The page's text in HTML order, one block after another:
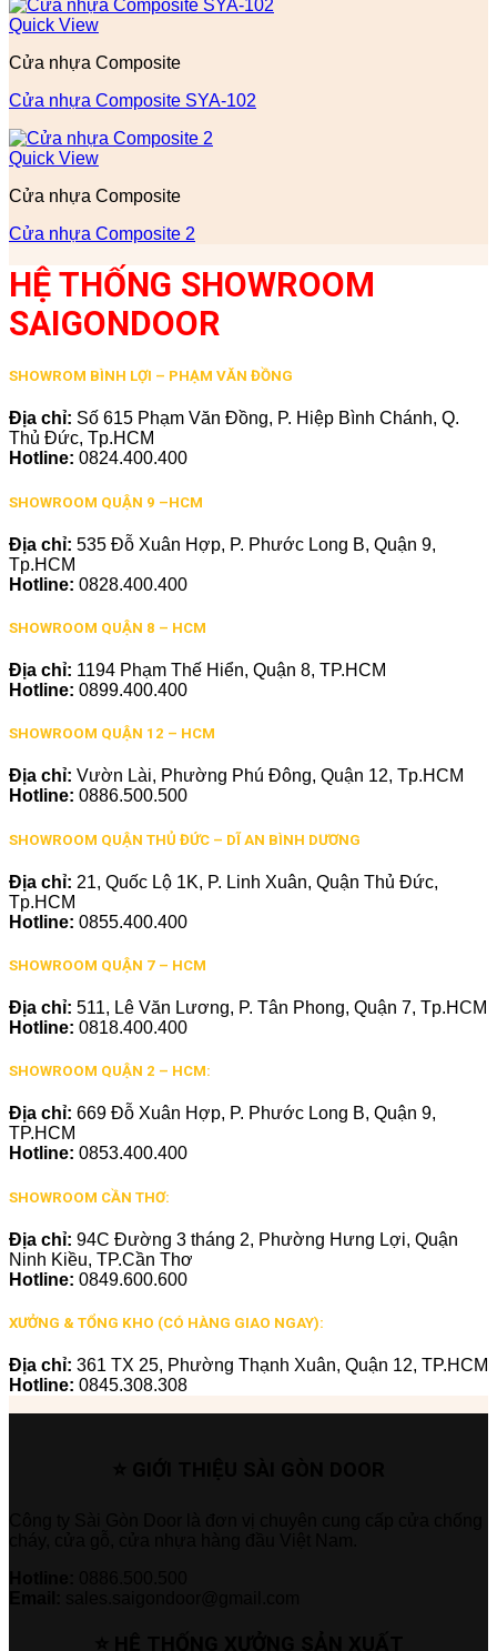
Quick View
Cửa nhựa Composite
Cửa nhựa Composite SYA-102
Quick View
Cửa nhựa Composite
Cửa nhựa Composite 2
HỆ THỐNG SHOWROOM
SAIGONDOOR
SHOWROM BÌNH LỢI – PHẠM VĂN ĐỒNG
Địa chỉ: Số 615 Phạm Văn Đồng, P. Hiệp Bình Chánh, Q.
Thủ Đức, Tp.HCM
Hotline: 0824.400.400
SHOWROOM QUẬN 9 –HCM
Địa chỉ: 535 Đỗ Xuân Hợp, P. Phước Long B, Quận 9,
Tp.HCM
Hotline: 0828.400.400
SHOWROOM QUẬN 8 – HCM
Địa chỉ: 1194 Phạm Thế Hiển, Quận 8, TP.HCM
Hotline: 0899.400.400
SHOWROOM QUẬN 12 – HCM
Địa chỉ: Vườn Lài, Phường Phú Đông, Quận 12, Tp.HCM
Hotline: 0886.500.500
SHOWROOM QUẬN THỦ ĐỨC – DĨ AN BÌNH DƯƠNG
Địa chỉ: 21, Quốc Lộ 1K, P. Linh Xuân, Quận Thủ Đức,
Tp.HCM
Hotline: 0855.400.400
SHOWROOM QUẬN 7 – HCM
Địa chỉ: 511, Lê Văn Lương, P. Tân Phong, Quận 7, Tp.HCM
Hotline: 0818.400.400
SHOWROOM QUẬN 2 – HCM:
Địa chỉ: 669 Đỗ Xuân Hợp, P. Phước Long B, Quận 9,
TP.HCM
Hotline: 0853.400.400
SHOWROOM CẦN THƠ:
Địa chỉ: 94C Đường 3 tháng 2, Phường Hưng Lợi, Quận
Ninh Kiều, TP.Cần Thơ
Hotline: 0849.600.600
XƯỞNG & TỔNG KHO (CÓ HÀNG GIAO NGAY):
Địa chỉ: 361 TX 25, Phường Thạnh Xuân, Quận 12, TP.HCM
Hotline: 0845.308.308